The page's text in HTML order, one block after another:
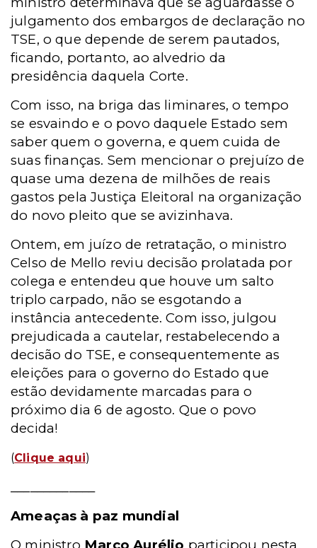
julgamento dos embargos de declaração no
TSE, o que depende de serem pautados,
ficando, portanto, ao alvedrio da
presidência daquela Corte.
Com isso, na briga das liminares, o tempo
se esvaindo e o povo daquele Estado sem
saber quem o governa, e quem cuida de
suas finanças. Sem mencionar o prejuízo de
quase uma dezena de milhões de reais
gastos pela Justiça Eleitoral na organização
do novo pleito que se avizinhava.
Ontem, em juízo de retratação, o ministro
Celso de Mello reviu decisão prolatada por
colega e entendeu que houve um salto
triplo carpado, não se esgotando a
instância antecedente. Com isso, julgou
prejudicada a cautelar, restabelecendo a
decisão do TSE, e consequentemente as
eleições para o governo do Estado que
estão devidamente marcadas para o
próximo dia 6 de agosto. Que o povo
decida!
(Clique aqui)
Ameaças à paz mundial